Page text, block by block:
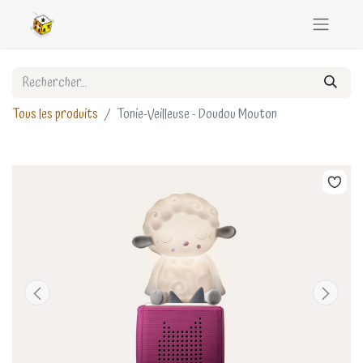
Tous les produits Tonie-Veilleuse - Doudou Mouton